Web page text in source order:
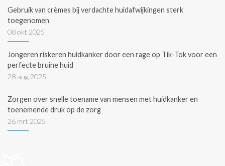
Gebruik van crèmes bij verdachte huidafwijkingen sterk
toegenomen
08 okt 2025
Jongeren riskeren huidkanker door een rage op Tik-Tok voor een
perfecte bruine huid
28 aug 2025
Zorgen over snelle toename van mensen met huidkanker en
toenemende druk op de zorg
26 mrt 2025